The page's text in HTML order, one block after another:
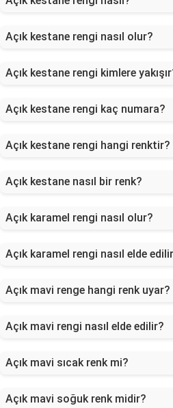
Açık kestane rengi nasıl olur?
Açık kestane rengi kimlere
Açık kestane rengi kaç numara?
Açık kestane rengi hangi renktir?
Açık kestane nasıl bir renk?
Açık karamel rengi nasıl olur?
Açık karamel rengi nasıl elde
Açık mavi renge hangi renk uyar?
Açık mavi rengi nasıl elde edilir?
Açık mavi sıcak renk mi?
Açık mavi soğuk renk midir?